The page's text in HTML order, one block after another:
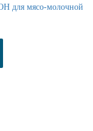
для мясо-молочной